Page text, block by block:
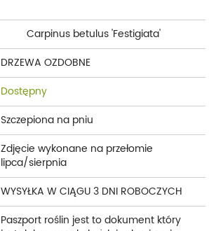
Carpinus betulus 'Festigiata'
DRZEWA OZDOBNE
Dostępny
Szczepiona na pniu
Zdjęcie wykonane na przełomie
lipca/sierpnia
WYSYŁKA W CIĄGU 3 DNI ROBOCZYCH
Paszport roślin jest to dokument który